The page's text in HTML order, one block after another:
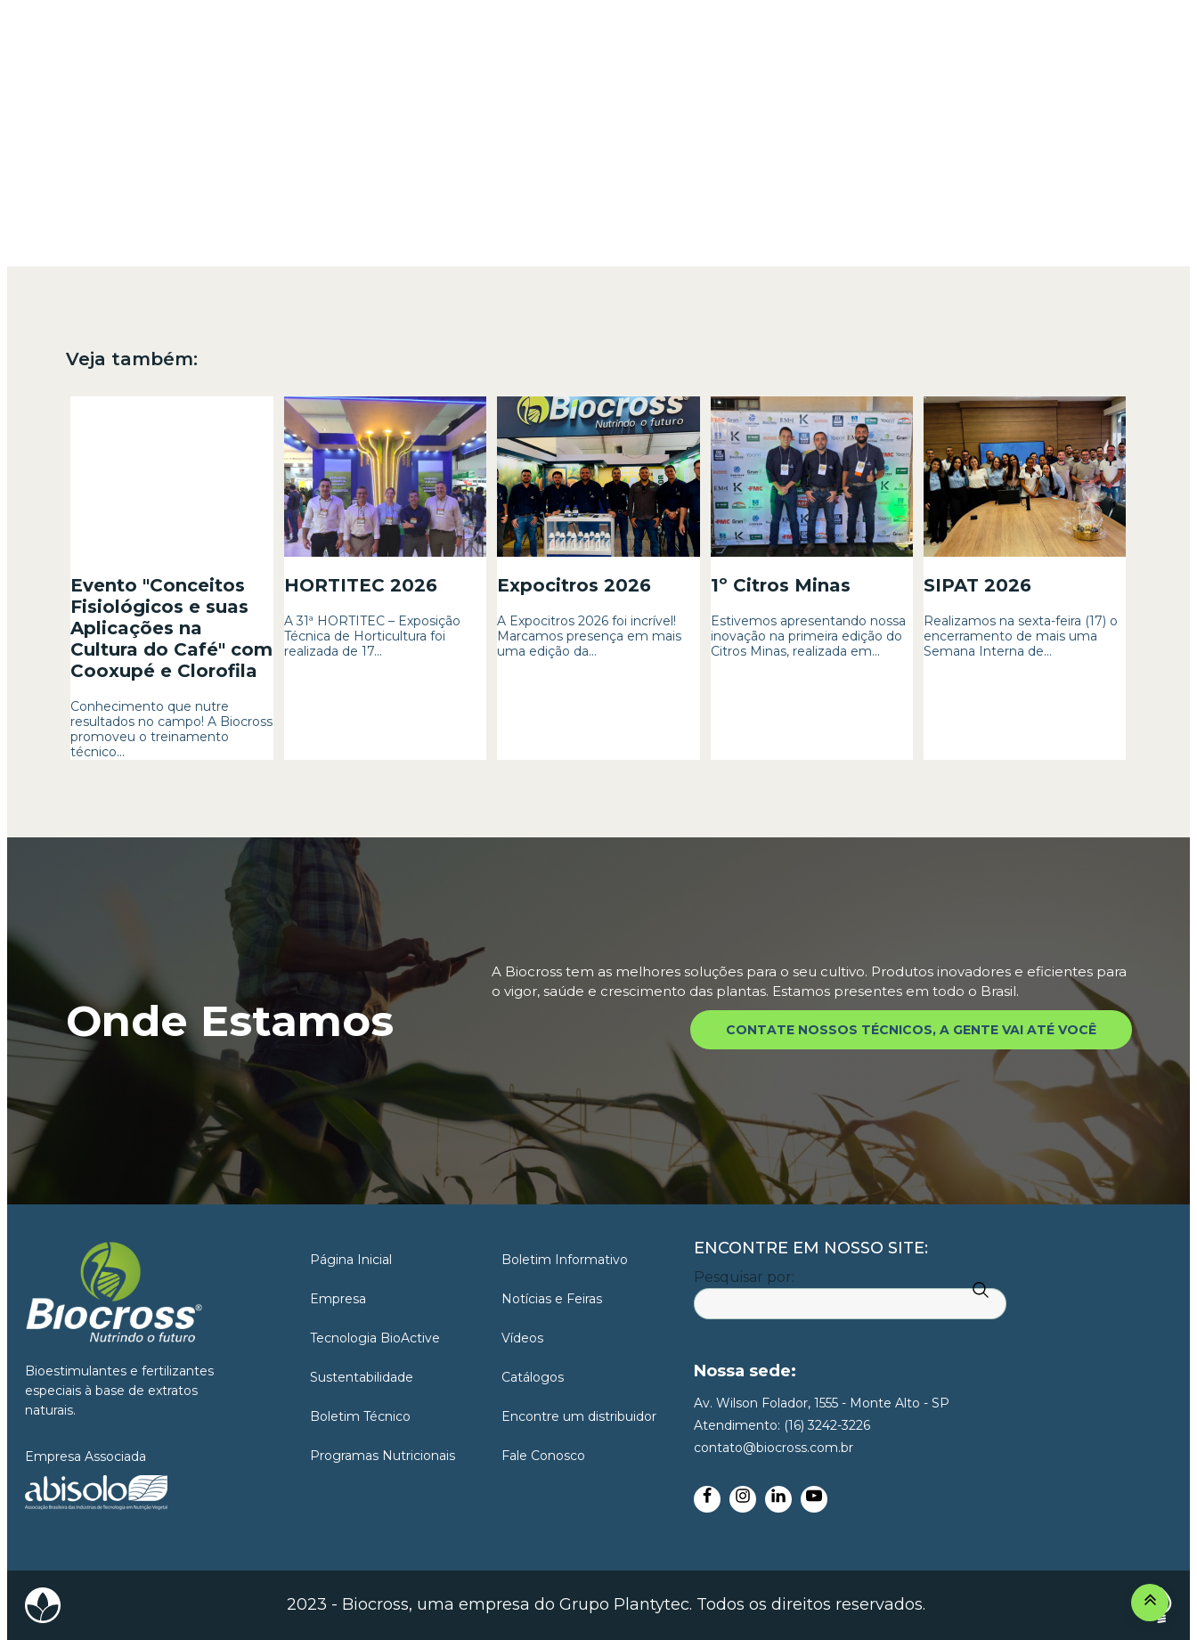
Veja também:
Evento "Conceitos
Fisiológicos e suas
Aplicações na
Cultura do Café" com
Cooxupé e Clorofila
Conhecimento que nutre
resultados no campo! A Biocross
promoveu o treinamento
técnico...
HORTITEC 2026
A 31ª HORTITEC – Exposição
Técnica de Horticultura foi
realizada de 17...
Expocitros 2026
A Expocitros 2026 foi incrível!
Marcamos presença em mais
uma edição da...
1º Citros Minas
Estivemos apresentando nossa
inovação na primeira edição do
Citros Minas, realizada em...
SIPAT 2026
Realizamos na sexta-feira (17) o
encerramento de mais uma
Semana Interna de...
Onde Estamos
A Biocross tem as melhores soluções para o seu cultivo. Produtos inovadores e eficientes para
o vigor, saúde e crescimento das plantas. Estamos presentes em todo o Brasil.
CONTATE NOSSOS TÉCNICOS, A GENTE VAI ATÉ VOCÊ
Bioestimulantes e fertilizantes
especiais à base de extratos
naturais.
Empresa Associada
Página Inicial
Empresa
Tecnologia BioActive
Sustentabilidade
Boletim Técnico
Programas Nutricionais
Boletim Informativo
Notícias e Feiras
Vídeos
Catálogos
Encontre um distribuidor
Fale Conosco
ENCONTRE EM NOSSO SITE:
Pesquisar por:
Nossa sede:
Av. Wilson Folador, 1555 - Monte Alto - SP
Atendimento: (16) 3242-3226
contato@biocross.com.br
2023 - Biocross, uma empresa do Grupo Plantytec. Todos os direitos reservados.